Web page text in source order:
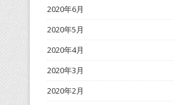
2020年6月
2020年5月
2020年4月
2020年3月
2020年2月